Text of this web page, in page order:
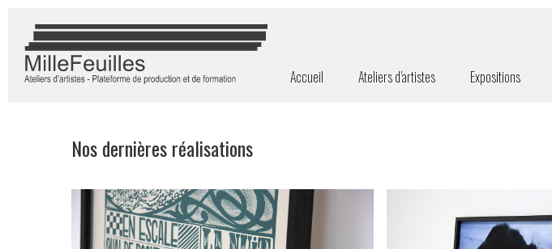
Accueil Ateliers d’artistes Expositions
Nos dernières réalisations